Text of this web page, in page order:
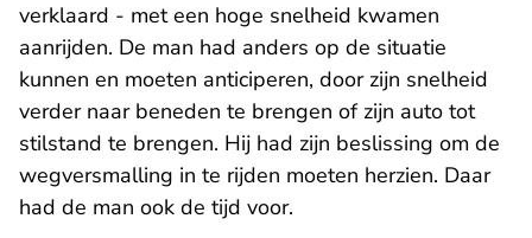
verklaard - met een hoge snelheid kwamen
aanrijden. De man had anders op de situatie
kunnen en moeten anticiperen, door zijn snelheid
verder naar beneden te brengen of zijn auto tot
stilstand te brengen. Hij had zijn beslissing om de
wegversmalling in te rijden moeten herzien. Daar
had de man ook de tijd voor.